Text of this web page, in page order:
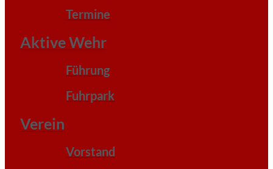
Termine
Aktive Wehr
Führung
Fuhrpark
Verein
Vorstand